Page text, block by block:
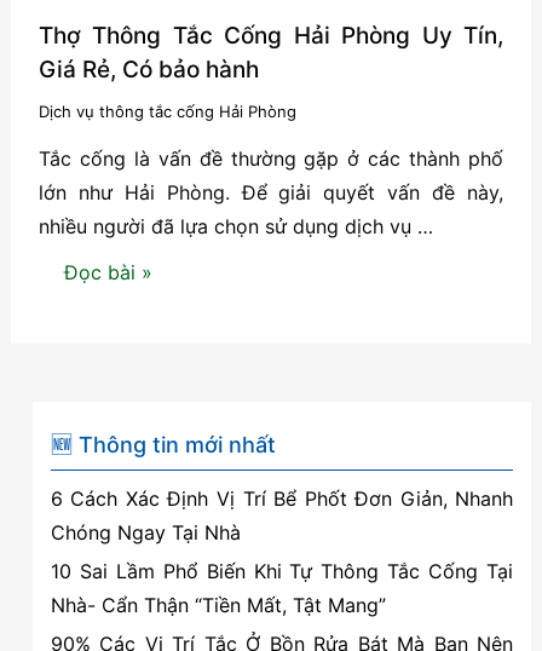
Thợ Thông Tắc Cống Hải Phòng Uy Tín,
Giá Rẻ, Có bảo hành
Dịch vụ thông tắc cống Hải Phòng
Tắc cống là vấn đề thường gặp ở các thành phố
lớn như Hải Phòng. Để giải quyết vấn đề này,
nhiều người đã lựa chọn sử dụng dịch vụ …
Thợ
Phòng
Uy
Tín,
Giá
Rẻ,
Có
bảo
Đọc bài »
🆕 Thông tin mới nhất
6 Cách Xác Định Vị Trí Bể Phốt Đơn Giản, Nhanh
Chóng Ngay Tại Nhà
10 Sai Lầm Phổ Biến Khi Tự Thông Tắc Cống Tại
Nhà- Cẩn Thận “Tiền Mất, Tật Mang”
90% Các Vị Trí Tắc Ở Bồn Rửa Bát Mà Bạn Nên